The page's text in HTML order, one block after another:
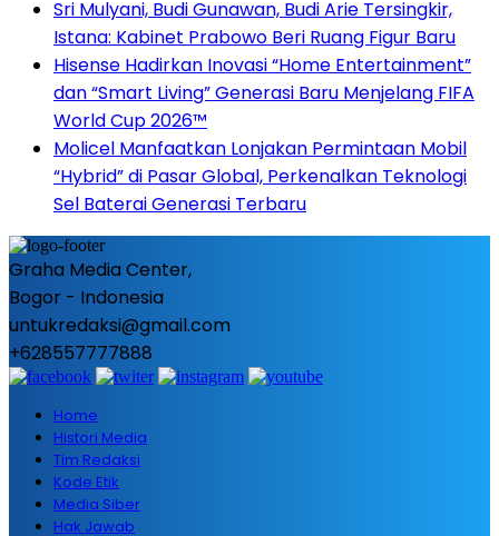
Sri Mulyani, Budi Gunawan, Budi Arie Tersingkir,
Istana: Kabinet Prabowo Beri Ruang Figur Baru
Hisense Hadirkan Inovasi “Home Entertainment”
dan “Smart Living” Generasi Baru Menjelang FIFA
World Cup 2026™
Molicel Manfaatkan Lonjakan Permintaan Mobil
“Hybrid” di Pasar Global, Perkenalkan Teknologi
Sel Baterai Generasi Terbaru
Graha Media Center,
Bogor - Indonesia
untukredaksi@gmail.com
+628557777888
Home
Histori Media
Tim Redaksi
Kode Etik
Media Siber
Hak Jawab